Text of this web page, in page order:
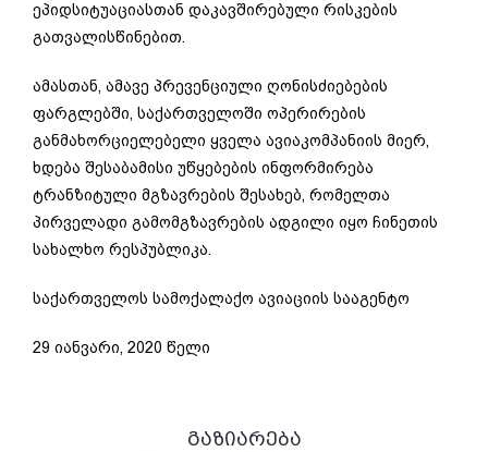
ეპიდსიტუაციასთან დაკავშირებული რისკების
გათვალისწინებით.
ამასთან, ამავე პრევენციული ღონისძიებების
ფარგლებში, საქართველოში ოპერირების
განმახორციელებელი ყველა ავიაკომპანიის მიერ,
ხდება შესაბამისი უწყებების ინფორმირება
ტრანზიტული მგზავრების შესახებ, რომელთა
პირველადი გამომგზავრების ადგილი იყო ჩინეთის
სახალხო რესპუბლიკა.
საქართველოს სამოქალაქო ავიაციის სააგენტო
29 იანვარი, 2020 წელი
გაზიარება